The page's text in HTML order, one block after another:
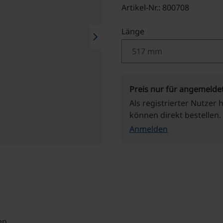
chevron_right
Artikel-Nr.: 800708
Länge
Preis nur für
Als registrierter Nutzer
können direkt bestellen.
Anmelden